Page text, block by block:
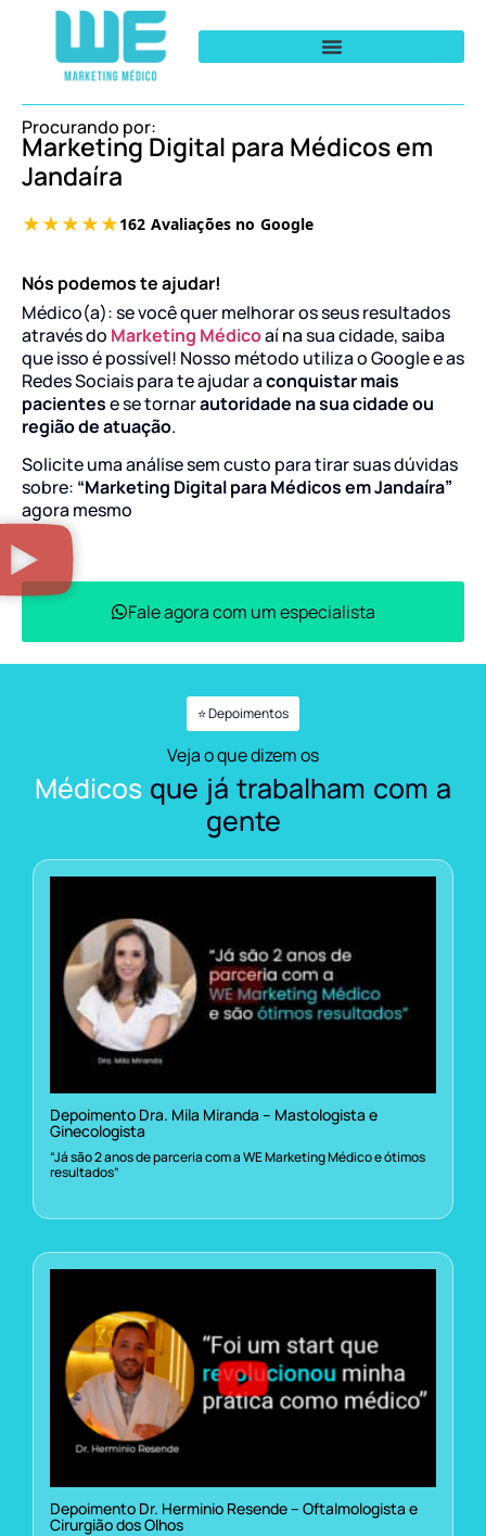
Procurando por:
Marketing Digital para Médicos em
Jandaíra
Nós podemos te ajudar!
Médico(a): se você quer melhorar os seus resultados
através do Marketing Médicoaí na sua cidade, saiba
que isso é possível! Nosso método utiliza o Google e as
Redes Sociais para te ajudar aconquistar mais
pacientese se tornarautoridade na sua cidade ou
região de atuação.
Solicite uma análise sem custo para tirar suas dúvidas
sobre: “Marketing Digital para Médicos em Jandaíra”
agora mesmo
Fale agora com um especialista
⭐ Depoimentos
Veja o que dizem os
Médicos que já trabalham com a
gente
Depoimento Dra. Mila Miranda – Mastologista e
Ginecologista
“Já são 2 anos de parceria com a WE Marketing Médico e ótimos
resultados”
Depoimento Dr. Herminio Resende – Oftalmologista e
Cirurgião dos Olhos